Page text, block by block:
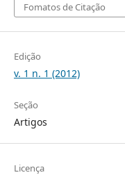
Fomatos de Citação
Edição
v. 1 n. 1 (2012)
Seção
Artigos
Licença